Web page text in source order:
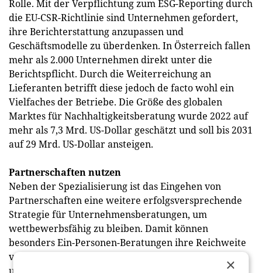
Rolle. Mit der Verpflichtung zum ESG-Reporting durch
die EU-CSR-Richtlinie sind Unternehmen gefordert,
ihre Berichterstattung anzupassen und
Geschäftsmodelle zu überdenken. In Österreich fallen
mehr als 2.000 Unternehmen direkt unter die
Berichtspflicht. Durch die Weiterreichung an
Lieferanten betrifft diese jedoch de facto wohl ein
Vielfaches der Betriebe. Die Größe des globalen
Marktes für Nachhaltigkeitsberatung wurde 2022 auf
mehr als 7,3 Mrd. US-Dollar geschätzt und soll bis 2031
auf 29 Mrd. US-Dollar ansteigen.
Partnerschaften nutzen
Neben der Spezialisierung ist das Eingehen von
Partnerschaften eine weitere erfolgsversprechende
Strategie für Unternehmensberatungen, um
wettbewerbsfähig zu bleiben. Damit können
besonders Ein-Personen-Beratungen ihre Reichweite
vergrößern und Zugang zu neuen Kundengruppen×